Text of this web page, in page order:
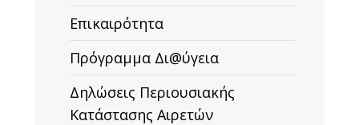
Επικαιρότητα
Πρόγραμμα Δι@ύγεια
Δηλώσεις Περιουσιακής
Κατάστασης Αιρετών